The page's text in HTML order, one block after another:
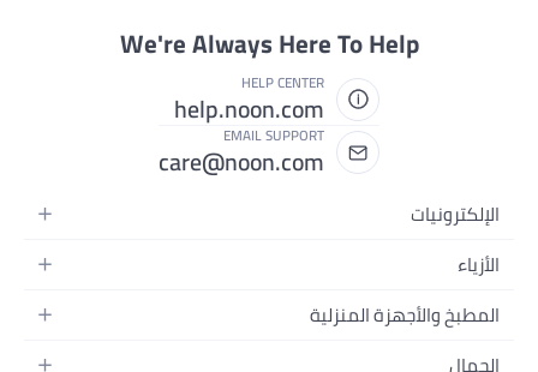
We're Always Here To Help
HELP CENTER
help.noon.com
EMAIL SUPPORT
care@noon.com
الإلكترونيات
الهواتف المتحركة
أجهزة الكمبيوتر المحمولة
التلفزيونات
الأزياء
أحذية رياضية رجالية
المطبخ والأجهزة المنزلية
الأجهزة الكبيرة